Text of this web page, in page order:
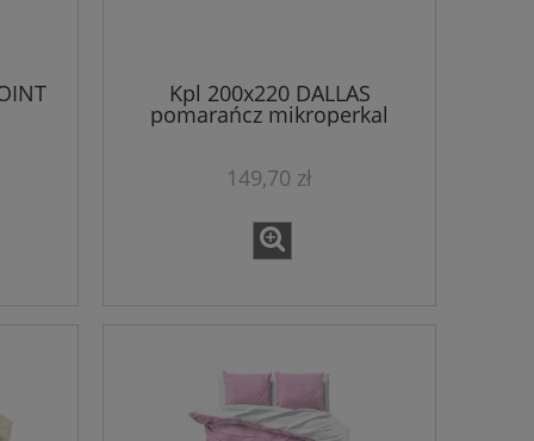
Kpl 200x220 DALLAS
pomarańcz mikroperkal
149,70 zł